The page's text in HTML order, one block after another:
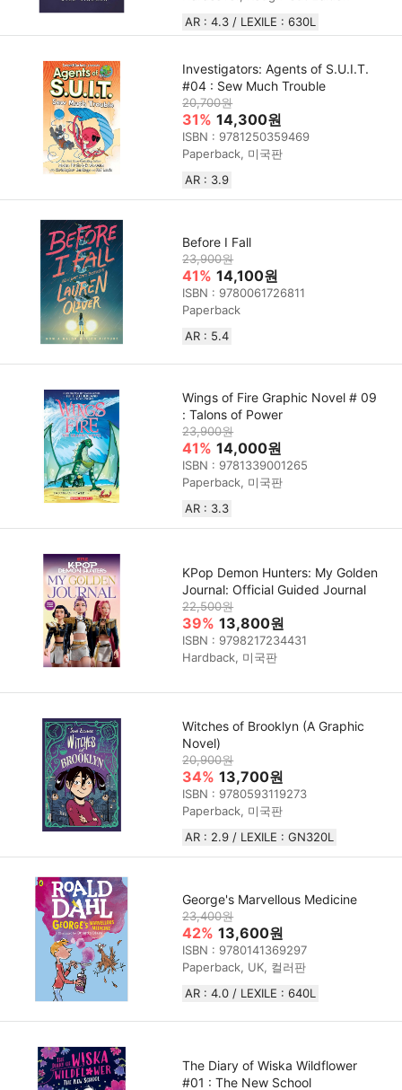
AR : 4.3 / LEXILE : 630L
Investigators: Agents of S.U.I.T.
#04 : Sew Much Trouble
20,700원
31% 14,300원
ISBN : 9781250359469
Paperback, 미국판
AR : 3.9
Before I Fall
23,900원
41% 14,100원
ISBN : 9780061726811
Paperback
AR : 5.4
Wings of Fire Graphic Novel # 09
: Talons of Power
23,900원
41% 14,000원
ISBN : 9781339001265
Paperback, 미국판
AR : 3.3
KPop Demon Hunters: My Golden
Journal: Official Guided Journal
22,500원
39% 13,800원
ISBN : 9798217234431
Hardback, 미국판
Witches of Brooklyn (A Graphic
Novel)
20,900원
34% 13,700원
ISBN : 9780593119273
Paperback, 미국판
AR : 2.9 / LEXILE : GN320L
George's Marvellous Medicine
23,400원
42% 13,600원
ISBN : 9780141369297
Paperback, UK, 컬러판
AR : 4.0 / LEXILE : 640L
The Diary of Wiska Wildflower
#01 : The New School